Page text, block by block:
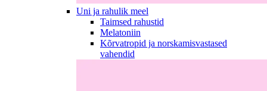
Uni ja rahulik meel
Taimsed rahustid
Melatoniin
Kõrvatropid ja norskamisvastased
vahendid